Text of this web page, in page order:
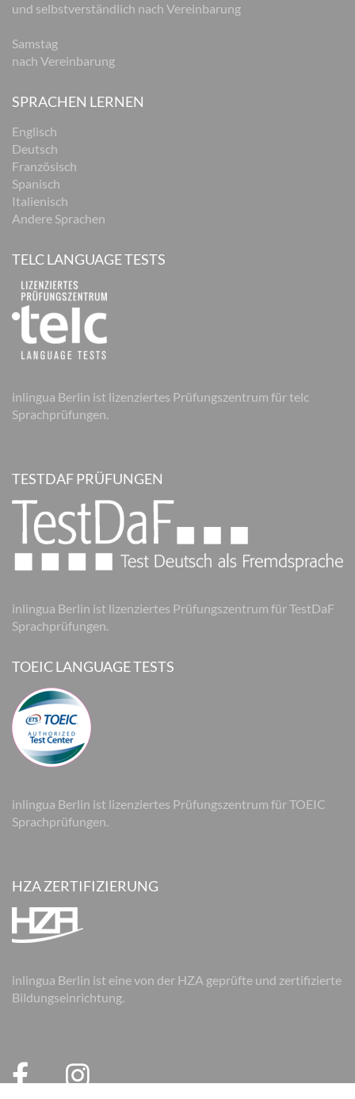
und selbstverständlich nach Vereinbarung
Samstag
nach Vereinbarung
SPRACHEN LERNEN
Englisch
Deutsch
Französisch
Spanisch
Italienisch
Andere Sprachen
TELC LANGUAGE TESTS
inlingua Berlin ist lizenziertes Prüfungszentrum für telc
Sprachprüfungen.
TESTDAF PRÜFUNGEN
inlingua Berlin ist lizenziertes Prüfungszentrum für TestDaF
Sprachprüfungen.
TOEIC LANGUAGE TESTS
inlingua Berlin ist lizenziertes Prüfungszentrum für TOEIC
Sprachprüfungen.
HZA ZERTIFIZIERUNG
inlingua Berlin ist eine von der HZA geprüfte und zertifizierte
Bildungseinrichtung.